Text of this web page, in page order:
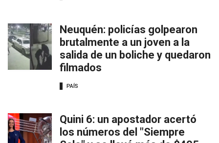
Neuquén: policías golpearon
brutalmente a un joven a la
salida de un boliche y quedaron
filmados
PAÍS
Quini 6: un apostador acertó
los números del "Siempre